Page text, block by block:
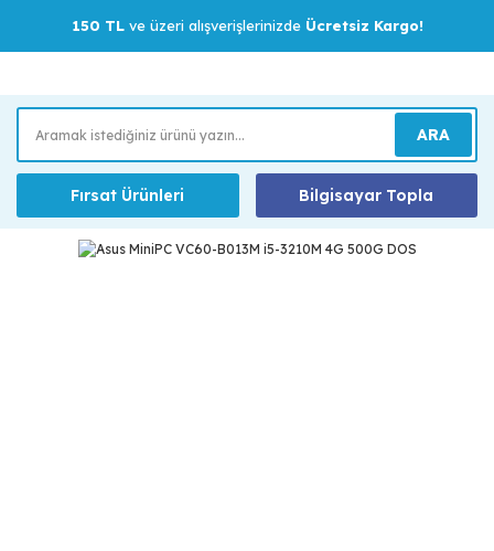
150 TLve üzeri alışverişlerinizde Ücretsiz Kargo!
ARA
Fırsat Ürünleri Bilgisayar Topla